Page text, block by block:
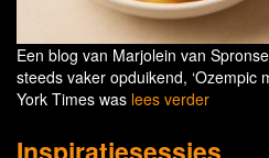
Een blog van Marjolein van
steeds vaker opduikend, ‘Ozempic
York Times was lees verder